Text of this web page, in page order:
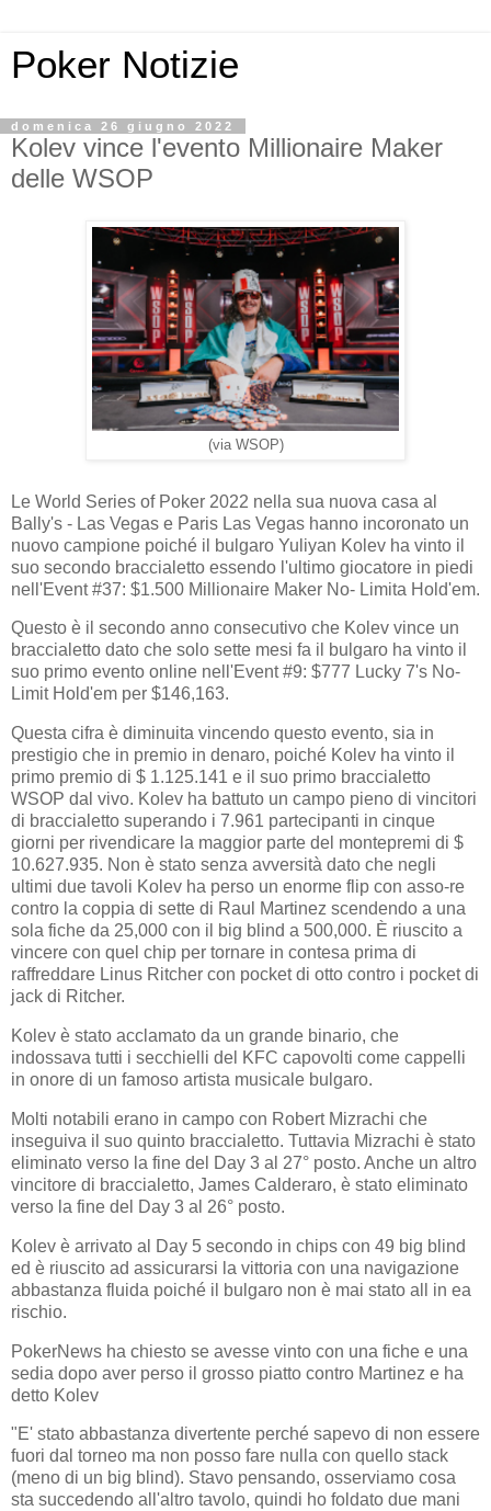
Poker Notizie
domenica 26 giugno 2022
Kolev vince l'evento Millionaire Maker
delle WSOP
(via WSOP)
Le World Series of Poker 2022 nella sua nuova casa al
Bally's - Las Vegas e Paris Las Vegas hanno incoronato un
nuovo campione poiché il bulgaro Yuliyan Kolev ha vinto il
suo secondo braccialetto essendo l'ultimo giocatore in piedi
nell'Event #37: $1.500 Millionaire Maker No- Limita Hold'em.
Questo è il secondo anno consecutivo che Kolev vince un
braccialetto dato che solo sette mesi fa il bulgaro ha vinto il
suo primo evento online nell'Event #9: $777 Lucky 7's No-
Limit Hold'em per $146,163.
Questa cifra è diminuita vincendo questo evento, sia in
prestigio che in premio in denaro, poiché Kolev ha vinto il
primo premio di $ 1.125.141 e il suo primo braccialetto
WSOP dal vivo. Kolev ha battuto un campo pieno di vincitori
di braccialetto superando i 7.961 partecipanti in cinque
giorni per rivendicare la maggior parte del montepremi di $
10.627.935. Non è stato senza avversità dato che negli
ultimi due tavoli Kolev ha perso un enorme flip con asso-re
contro la coppia di sette di Raul Martinez scendendo a una
sola fiche da 25,000 con il big blind a 500,000. È riuscito a
vincere con quel chip per tornare in contesa prima di
raffreddare Linus Ritcher con pocket di otto contro i pocket di
jack di Ritcher.
Kolev è stato acclamato da un grande binario, che
indossava tutti i secchielli del KFC capovolti come cappelli
in onore di un famoso artista musicale bulgaro.
Molti notabili erano in campo con Robert Mizrachi che
inseguiva il suo quinto braccialetto. Tuttavia Mizrachi è stato
eliminato verso la fine del Day 3 al 27° posto. Anche un altro
vincitore di braccialetto, James Calderaro, è stato eliminato
verso la fine del Day 3 al 26° posto.
Kolev è arrivato al Day 5 secondo in chips con 49 big blind
ed è riuscito ad assicurarsi la vittoria con una navigazione
abbastanza fluida poiché il bulgaro non è mai stato all in ea
rischio.
PokerNews ha chiesto se avesse vinto con una fiche e una
sedia dopo aver perso il grosso piatto contro Martinez e ha
detto Kolev
"E' stato abbastanza divertente perché sapevo di non essere
fuori dal torneo ma non posso fare nulla con quello stack
(meno di un big blind). Stavo pensando, osserviamo cosa
sta succedendo all'altro tavolo, quindi ho foldato due mani